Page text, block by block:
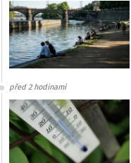
před 2 hodinami